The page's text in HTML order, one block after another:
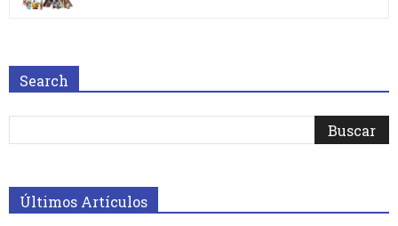
Search
Últimos Artículos